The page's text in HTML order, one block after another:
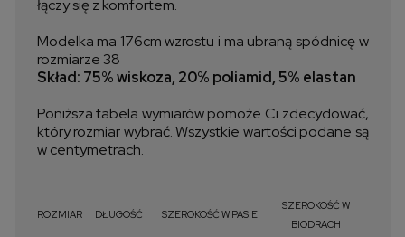
łączy się z komfortem.
Modelka ma 176cm wzrostu i ma ubraną spódnicę w
rozmiarze 38
Skład: 75% wiskoza, 20% poliamid, 5% elastan
Poniższa tabela wymiarów pomoże Ci zdecydować,
który rozmiar wybrać. Wszystkie wartości podane są
w centymetrach.
ROZMIAR DŁUGOŚĆ SZEROKOŚĆ W PASIE
SZEROKOŚĆ W
BIODRACH